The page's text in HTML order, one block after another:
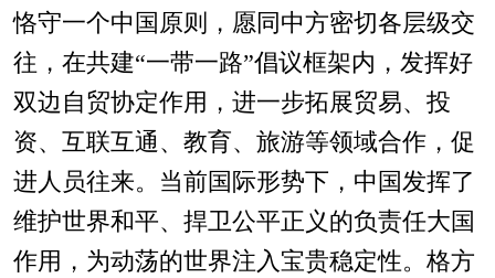
恪守一个中国原则，愿同中方密切各层级交
往，在共建“一带一路”倡议框架内，发挥好
双边自贸协定作用，进一步拓展贸易、投
资、互联互通、教育、旅游等领域合作，促
进人员往来。当前国际形势下，中国发挥了
维护世界和平、捍卫公平正义的负责任大国
作用，为动荡的世界注入宝贵稳定性。格方